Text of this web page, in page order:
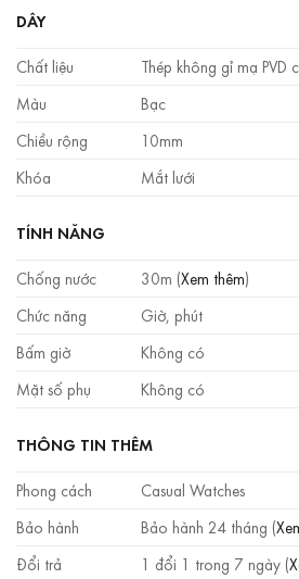
DÂY
Chất liệu
Thép không gỉ mạ PVD
Màu
Bạc
Chiều rộng
10mm
Khóa
Mắt lưới
TÍNH NĂNG
Chống nước
30m (Xem thêm)
Chức năng
Giờ, phút
Bấm giờ
Không có
Mặt số phụ
Không có
THÔNG TIN THÊM
Phong cách
Casual Watches
Bảo hành
Bảo hành 24 tháng (
Đổi trả
1 đổi 1 trong 7 ngày (